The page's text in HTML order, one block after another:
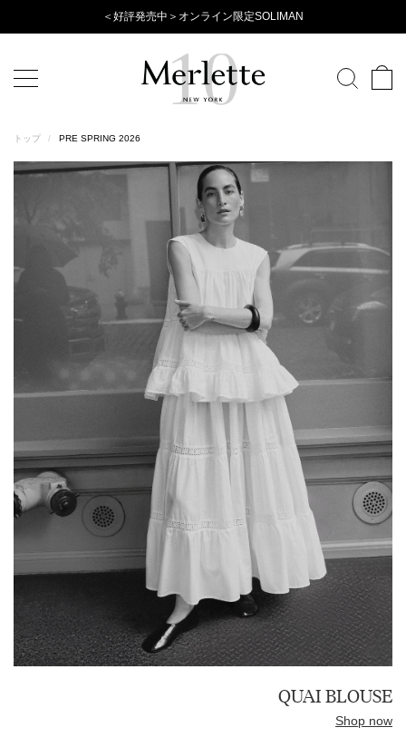
＜好評発売中＞オンライン限定SOLIMAN
Wear
Collection
トップ / PRE SPRING 2026
QUAI BLOUSE
Shop now